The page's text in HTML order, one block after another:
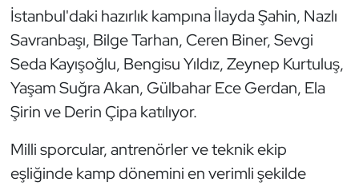
İstanbul'daki hazırlık kampına İlayda Şahin, Nazlı
Savranbaşı, Bilge Tarhan, Ceren Biner, Sevgi
Seda Kayışoğlu, Bengisu Yıldız, Zeynep Kurtuluş,
Yaşam Suğra Akan, Gülbahar Ece Gerdan, Ela
Şirin ve Derin Çipa katılıyor.
Milli sporcular, antrenörler ve teknik ekip
eşliğinde kamp dönemini en verimli şekilde
Kayak
Kempo
Kick Boks
Masa Tenisi